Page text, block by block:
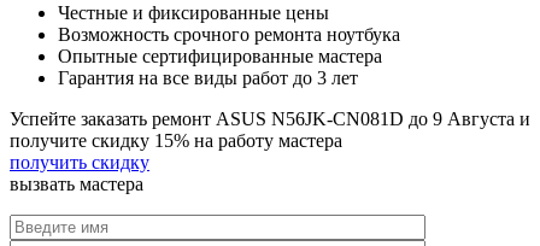
Честные и фиксированные цены
Возможность срочного ремонта ноутбука
Опытные сертифицированные мастера
Гарантия на все виды работ до 3 лет
Успейте заказать ремонт ASUS N56JK-CN081D до 9 Августа и
получите скидку 15% на работу мастера
получить скидку
вызвать мастера